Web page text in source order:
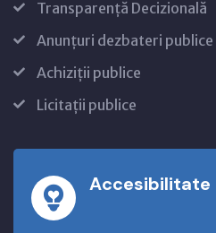
Transparență Decizională
Anunțuri dezbateri publice
Achiziții publice
Licitații publice
Accesibilitate